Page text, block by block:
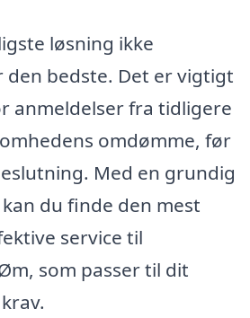
løsning ikke
den bedste. Det er vigtigt
anmeldelser fra tidligere
omdømme, før
Med en grundig
du finde den mest
service til
som passer til dit